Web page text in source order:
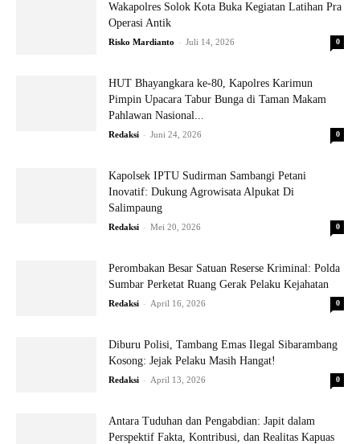
Wakapolres Solok Kota Buka Kegiatan Latihan Pra
Operasi Antik
Risko Mardianto - Juli 14, 2026 0
HUT Bhayangkara ke-80, Kapolres Karimun
Pimpin Upacara Tabur Bunga di Taman Makam
Pahlawan Nasional...
Redaksi - Juni 24, 2026 0
Kapolsek IPTU Sudirman Sambangi Petani
Inovatif: Dukung Agrowisata Alpukat Di
Salimpaung
Redaksi - Mei 20, 2026 0
Perombakan Besar Satuan Reserse Kriminal: Polda
Sumbar Perketat Ruang Gerak Pelaku Kejahatan
Redaksi - April 16, 2026 0
Diburu Polisi, Tambang Emas Ilegal Sibarambang
Kosong: Jejak Pelaku Masih Hangat!
Redaksi - April 13, 2026 0
Antara Tuduhan dan Pengabdian: Japit dalam
Perspektif Fakta, Kontribusi, dan Realitas Kapuas